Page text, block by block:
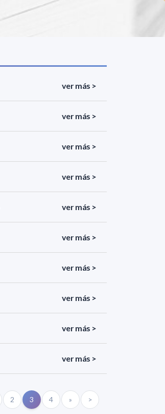
ver más >
ver más >
ver más >
ver más >
ver más >
ver más >
ver más >
ver más >
ver más >
ver más >
2 3 4 » >